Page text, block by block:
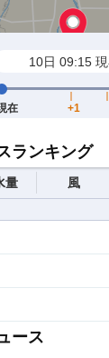
ランキング
量 風
ース